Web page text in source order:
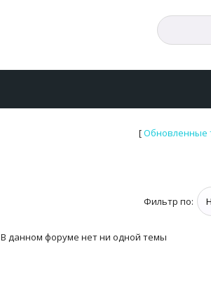
[Обновленные
Фильтр по:
В данном форуме нет ни одной темы